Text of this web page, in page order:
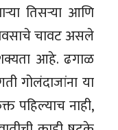
तिसऱ्या आणि
चावट असले
आहे. ढगाळ
गोलंदाजांना या
पहिल्याच नाही,